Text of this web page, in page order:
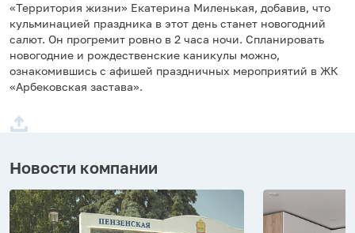
«Территория жизни» Екатерина Миленькая, добавив, что
кульминацией праздника в этот день станет новогодний
салют. Он прогремит ровно в 2 часа ночи. Спланировать
новогодние и рождественские каникулы можно,
ознакомившись с афишей праздничных мероприятий в ЖК
«Арбековская застава».
Новости компании